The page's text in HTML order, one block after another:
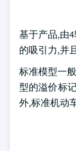
基于产品,由
的吸引力,并
标准模型一
型的溢价标
外,标准机动